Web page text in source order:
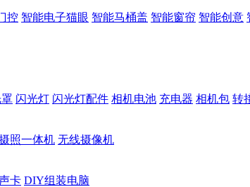
控 智能电子猫眼 智能马桶盖 智能窗帘 智能创意
闪光灯 闪光灯配件 相机电池 充电器 相机包 转
照一体机 无线摄像机
卡 DIY组装电脑